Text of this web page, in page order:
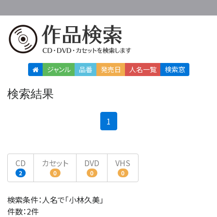
ジャンル 品番 発売日 人名一覧 検索窓
検索結果
1
CD
2
カセット
0
DVD
0
VHS
0
検索条件：人名で「小林久美」
件数：2件